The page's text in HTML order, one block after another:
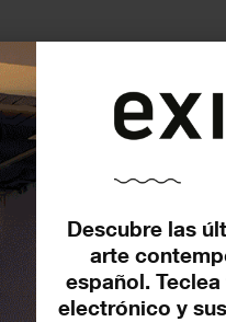
Descubre las
arte
español.
electrónico y